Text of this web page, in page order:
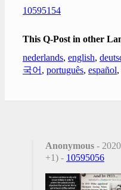
10595154
This Q-Post in other
nederlands, english,
국어 , português, español,
Anonymous -
+1) - 10595056